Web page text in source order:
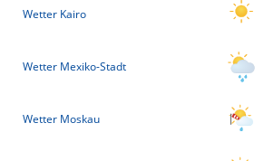
Wetter Kairo
Wetter Mexiko-Stadt
Wetter Moskau